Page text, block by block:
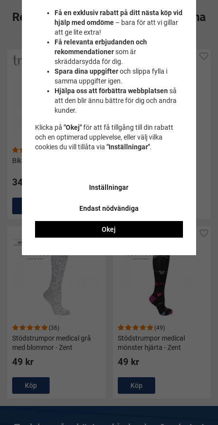
Rekommenderade tillbehör till denna
produkt
(13)
Bikiniöverdel svart - Trofe
349 kr Pris i andra butiker 379 kr
Köp
(36)
Stödstrumpor medical grå
med blommor - Zent
49 kr
Köp
(49)
Stödstrumpor medical
mönster hjärta - Zent
49 kr
Köp
Få en exklusiv rabatt på ditt nästa köp vid
hjälp med omdöme– bara för att vi gillar
att ge lite extra!
Få relevanta erbjudanden och
rekommendationersom är
skräddarsydda för dig.
Spara dina uppgifteroch slippa fylla i
samma uppgifter igen.
Hjälpa oss att förbättra webbplatsen så
att den blir ännu bättre för dig och andra
kunder.
Klicka på "Okej"för att få tillgång till din rabatt
och en optimerad upplevelse, eller välj vilka
cookies du vill tillåta via "Inställningar".
Inställningar
Endast nödvändiga
Okej